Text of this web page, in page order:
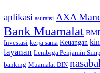
aplikasi asuransi AXA
Bank Muamalat
Investasi kerja sama Keuangan
layanan Lembaga Penjamin
banking Muamalat DIN